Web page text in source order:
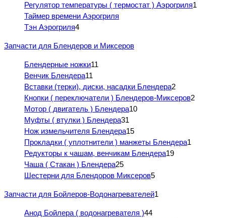
Регулятор температуры ( термостат ) Аэрогриля1
Таймер времени Аэрогриля
Тэн Аэрогриля4
Запчасти для Блендеров и Миксеров
Блендерные ножки11
Венчик Блендера11
Вставки (терки), диски, насадки Блендера2
Кнопки ( переключатели ) Блендеров-Миксеров2
Мотор ( двигатель ) Блендера10
Муфты ( втулки ) Блендера31
Нож измельчителя Блендера15
Прокладки ( уплотнители ) манжеты Блендера1
Редукторы к чашам, венчикам Блендера19
Чаша ( Стакан ) Блендера25
Шестерни для Блендоров Миксеров5
Запчасти для Бойлеров-Водонагревателей1
Анод Бойлера ( водонагревателя )44